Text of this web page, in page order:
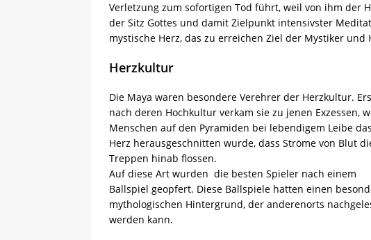
Verletzung zum sofortigen Tod führt, weil von ihm der
der Sitz Gottes und damit Zielpunkt intensivster
mystische Herz, das zu erreichen Ziel der Mystiker und
Herzkultur
Die Maya waren besondere Verehrer der Herzkultur.
nach deren Hochkultur verkam sie zu jenen Exzessen,
Menschen auf den Pyramiden bei lebendigem Leibe das
Herz herausgeschnitten wurde, dass Ströme von Blut
Treppen hinab flossen.
Auf diese Art wurden die besten Spieler nach einem
Ballspiel geopfert. Diese Ballspiele hatten einen
mythologischen Hintergrund, der anderenorts
werden kann.